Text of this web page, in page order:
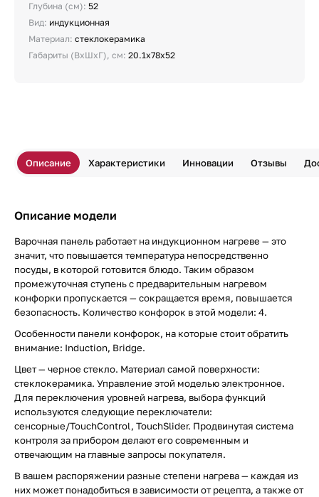
Глубина (см): 52
Вид: индукционная
Материал: стеклокерамика
Габариты (ВхШхГ), см: 20.1х78х52
Описание Характеристики Инновации Отзывы
Описание модели
Варочная панель работает на индукционном нагреве — это
значит, что повышается температура непосредственно
посуды, в которой готовится блюдо. Таким образом
промежуточная ступень с предварительным нагревом
конфорки пропускается — сокращается время, повышается
безопасность. Количество конфорок в этой модели: 4.
Особенности панели конфорок, на которые стоит обратить
внимание: Induction, Bridge.
Цвет — черное стекло. Материал самой поверхности:
стеклокерамика. Управление этой моделью электронное.
Для переключения уровней нагрева, выбора функций
используются следующие переключатели:
сенсорные/TouchControl, TouchSlider. Продвинутая система
контроля за прибором делают его современным и
отвечающим на главные запросы покупателя.
В вашем распоряжении разные степени нагрева — каждая из
них может понадобиться в зависимости от рецепта, а также от